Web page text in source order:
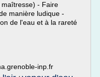
- Faire
manière ludique -
de l'eau et à la rareté
inp.fr